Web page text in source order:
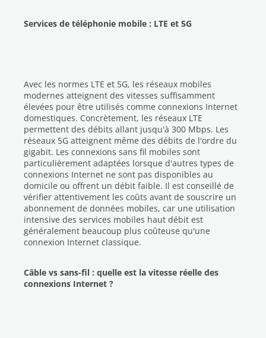
Services de téléphonie mobile : LTE et 5G
Avec les normes LTE et 5G, les réseaux mobiles
modernes atteignent des vitesses suffisamment
élevées pour être utilisés comme connexions Internet
domestiques. Concrètement, les réseaux LTE
permettent des débits allant jusqu'à 300 Mbps. Les
réseaux 5G atteignent même des débits de l'ordre du
gigabit. Les connexions sans fil mobiles sont
particulièrement adaptées lorsque d'autres types de
connexions Internet ne sont pas disponibles au
domicile ou offrent un débit faible. Il est conseillé de
vérifier attentivement les coûts avant de souscrire un
abonnement de données mobiles, car une utilisation
intensive des services mobiles haut débit est
généralement beaucoup plus coûteuse qu'une
connexion Internet classique.
Câble vs sans-fil : quelle est la vitesse réelle des
connexions Internet ?